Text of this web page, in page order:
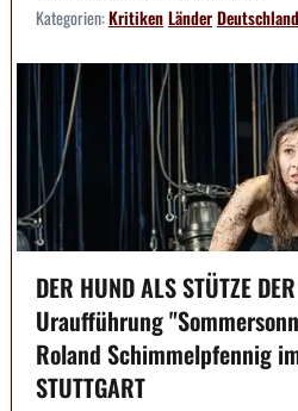
Kategorien:KritikenLänderDeutschland
DER HUND ALS STÜTZE
Uraufführung
Roland Schimmelpfennig
STUTTGART